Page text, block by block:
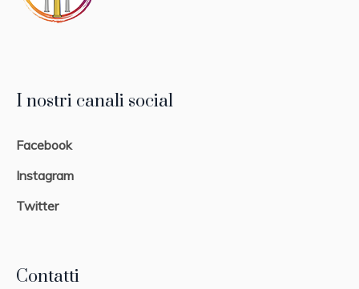
I nostri canali social
Facebook
Instagram
Twitter
Contatti